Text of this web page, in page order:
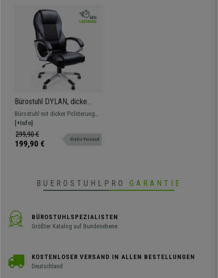
• Sehr robust, mit Gummirollen
Bürostuhl DYLAN, dicke
Polsterung, atmungsaktiver
Netzbezug und Kunstleder,
Farbe Schwarz
Bürostuhl mit dicker Polsterung
und ergonomischer Rückenlehne,
Bezug aus Kunstleder und
atmungsaktivem Netz.
[+Info]
299,90 €
199,90 € Gratis Versand
BUEROSTUHLPRO GARANTIE
BÜROSTUHLSPEZIALISTEN
Größter Katalog auf Bundesebene
KOSTENLOSER VERSAND IN ALLEN BESTELLUNGEN
Deutschland